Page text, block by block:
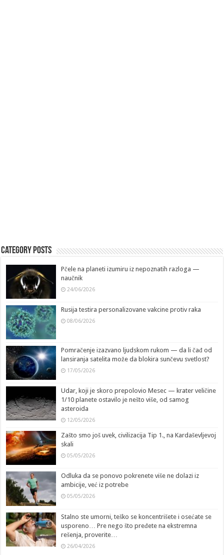
Category Posts
Pčele na planeti izumiru iz nepoznatih razloga —
naučnik
24/06/2026
Rusija testira personalizovane vakcine protiv raka
08/06/2026
Pomračenje izazvano ljudskom rukom — da li čađ od
lansiranja satelita može da blokira sunčevu svetlost?
17/05/2026
Udar, koji je skoro prepolovio Mesec — krater veličine
1/10 planete ostavilo je nešto više, od samog
asteroida
12/05/2026
Zašto smo još uvek, civilizacija Tip 1., na Kardaševljevoj
skali
05/05/2026
Odluka da se ponovo pokrenete više ne dolazi iz
ambicije, već iz potrebe
05/05/2026
Stalno ste umorni, teško se koncentrišete i osećate se
usporeno… Pre nego što pređete na ekstremna
rešenja, proverite…
26/04/2026